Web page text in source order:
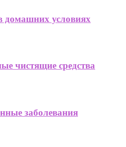
домашних условиях
чистящие средства
заболевания